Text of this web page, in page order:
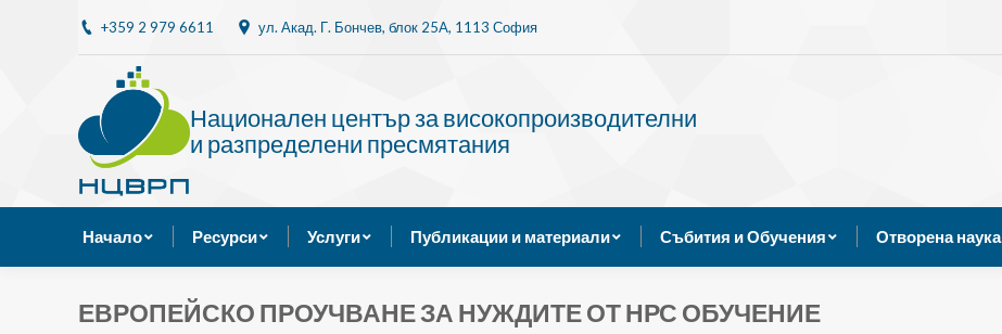
+359 2 979 6611 ул. Акад. Г. Бончев, блок 25A, 1113 София
Национален център за високопроизводителни
и разпределени пресмятания
Начало Ресурси Услуги Публикации и материали Събития и Обучения Отворена наука
ЕВРОПЕЙСКО ПРОУЧВАНЕ ЗА НУЖДИТЕ ОТ НРС ОБУЧЕНИЕ
Начало Ресурси Услуги